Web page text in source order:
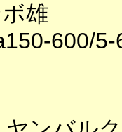
雄
600/5-